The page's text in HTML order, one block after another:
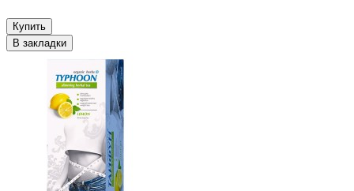
Купить
В закладки